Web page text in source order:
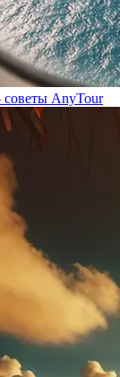
AnyTour